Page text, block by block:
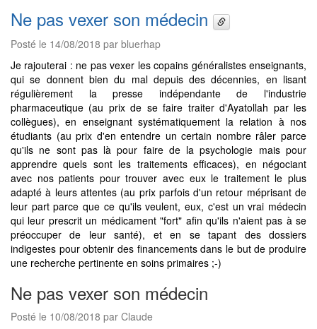
Ne pas vexer son médecin
Posté le 14/08/2018 par bluerhap
Je rajouterai : ne pas vexer les copains généralistes enseignants,
qui se donnent bien du mal depuis des décennies, en lisant
régulièrement la presse indépendante de l'industrie
pharmaceutique (au prix de se faire traiter d'Ayatollah par les
collègues), en enseignant systématiquement la relation à nos
étudiants (au prix d'en entendre un certain nombre râler parce
qu'ils ne sont pas là pour faire de la psychologie mais pour
apprendre quels sont les traitements efficaces), en négociant
avec nos patients pour trouver avec eux le traitement le plus
adapté à leurs attentes (au prix parfois d'un retour méprisant de
leur part parce que ce qu'ils veulent, eux, c'est un vrai médecin
qui leur prescrit un médicament "fort" afin qu'ils n'aient pas à se
préoccuper de leur santé), et en se tapant des dossiers
indigestes pour obtenir des financements dans le but de produire
une recherche pertinente en soins primaires ;-)
Ne pas vexer son médecin
Posté le 10/08/2018 par Claude